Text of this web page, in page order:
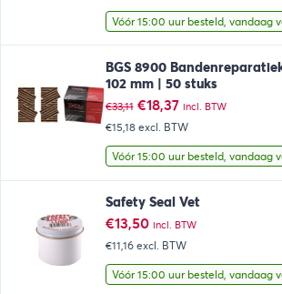
Vóór 15:00 uur besteld, vandaag
BGS 8900
102 mm | 50 stuks
€33,11 Oorspronkelijke
prijs
was:
€33,11.
€18,37Huidige
prijs
is:
€18,37.
incl. BTW
€15,18 excl. BTW
Vóór 15:00 uur besteld, vandaag
Safety Seal Vet
€13,50 incl. BTW
€11,16 excl. BTW
Vóór 15:00 uur besteld, vandaag